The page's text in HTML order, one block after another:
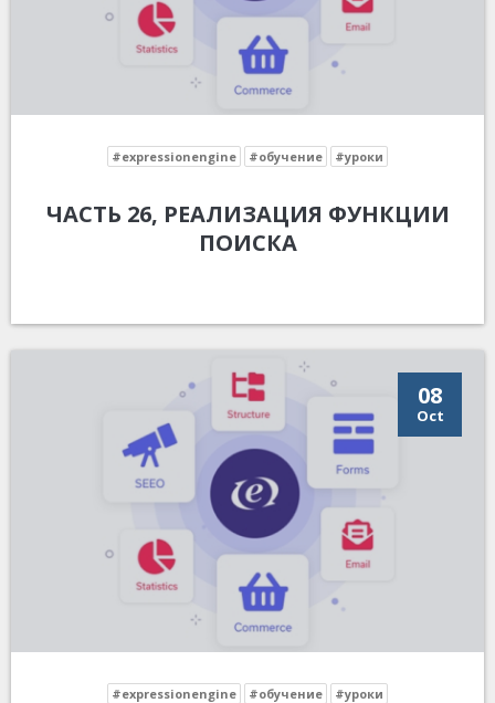
#expressionengine #обучение #уроки
ЧАСТЬ 26, РЕАЛИЗАЦИЯ ФУНКЦИИ
ПОИСКА
08
Oct
#expressionengine #обучение #уроки